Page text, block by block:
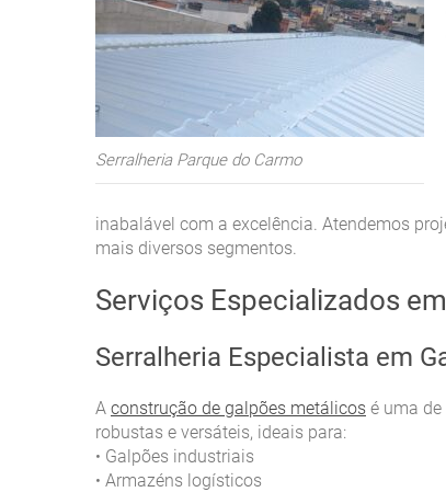
Serralheria Parque do Carmo
inabalável com a excelência. Atendemos
mais diversos segmentos.
Serviços Especializados
Serralheria Especialista em
A construção de galpões metálicos é uma
robustas e versáteis, ideais para:
• Galpões industriais
• Armazéns logísticos